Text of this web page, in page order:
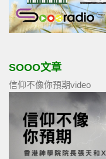
SOOO文章
信仰不像你預期video